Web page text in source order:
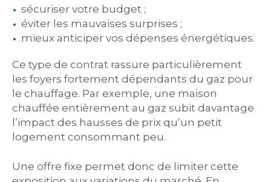
sécuriser votre budget ;
éviter les mauvaises surprises ;
mieux anticiper vos dépenses énergétiques.
Ce type de contrat rassure particulièrement
les foyers fortement dépendants du gaz pour
le chauffage. Par exemple, une maison
chauffée entièrement au gaz subit davantage
l’impact des hausses de prix qu’un petit
logement consommant peu.
Une offre fixe permet donc de limiter cette